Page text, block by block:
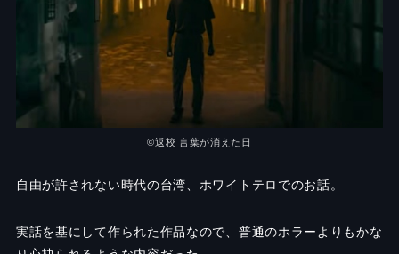
©返校 言葉が消えた日
自由が許されない時代の台湾、ホワイトテロでのお話。
実話を基にして作られた作品なので、普通のホラーよりもかな